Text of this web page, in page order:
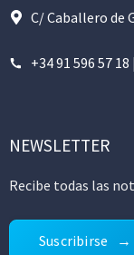
C/ Caballero de
+34 91 596 57 18 |
NEWSLETTER
Recibe todas las
Suscribirse